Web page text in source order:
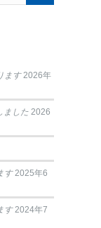
ます 2026年
ました 2026
す 2025年6
す 2024年7